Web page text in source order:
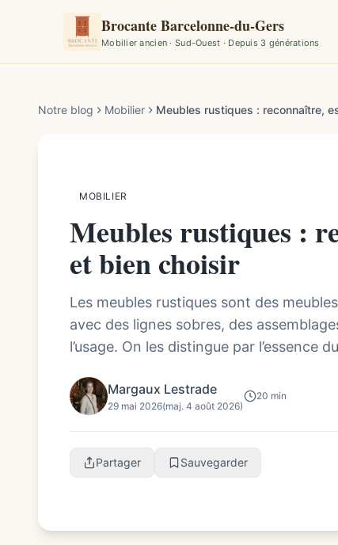
Brocante Barcelonne-du-Gers
Mobilier ancien · Sud-Ouest · Depuis 3 générations
Notre blog Mobilier Meubles rustiques : reconnaître,
MOBILIER
Meubles rustiques :
et bien choisir
Les meubles rustiques sont des
avec des lignes sobres, des
l’usage. On les distingue par l’essence
Margaux Lestrade
29 mai 2026(maj. 4 août 2026)
20 min
Partager Sauvegarder